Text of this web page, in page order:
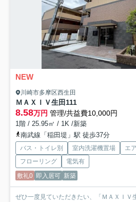
NEW
川崎市多摩区西生田
ＭＡＸＩＶ生田111
8.58万円 管理/共益費10,000円
1階 / 25.95㎡ / 1K /新築
南武線「稲田堤」駅 徒歩37分
バス・トイレ別 室内洗濯機置場 エ
フローリング
電気有
敷礼0 即入居可 新築
ぜひ一度見ていただきたい、「ＭＡＸＩＶ